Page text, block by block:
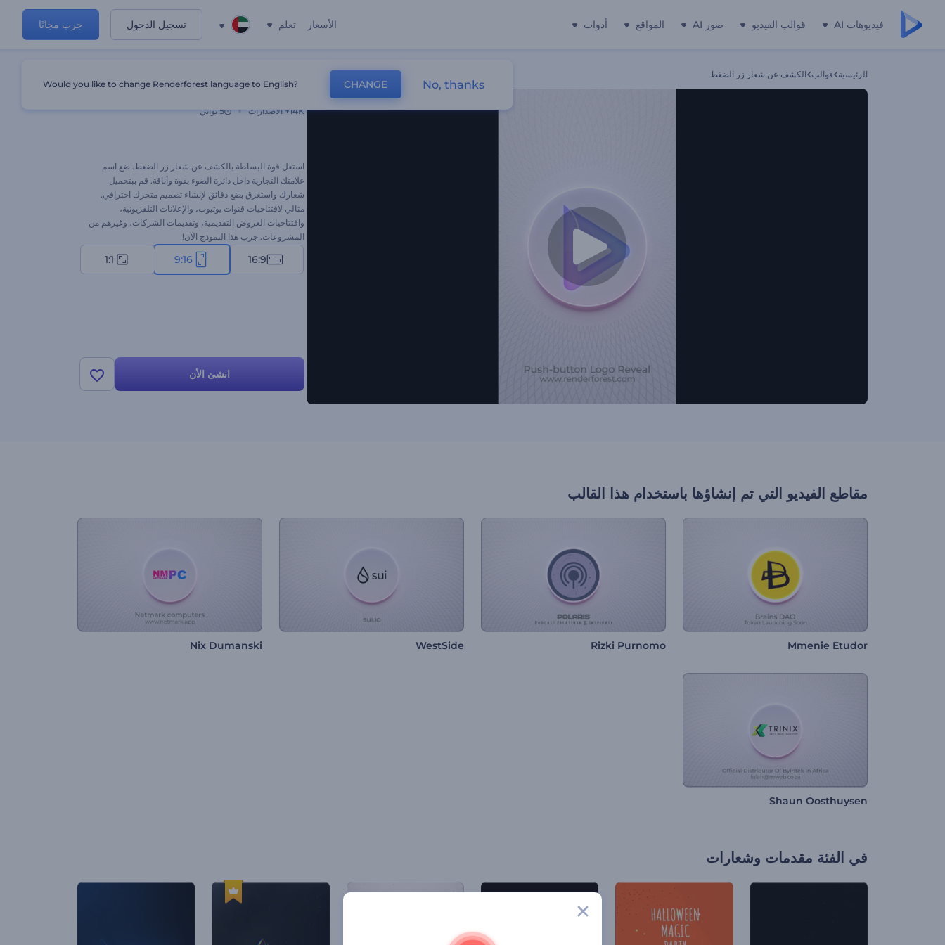
فيديوهات AI قوالب الفيديو صور AI المواقع أدوات الأسعار تعلم تسجيل الدخول جرب مجانًا
الرئيسية قوالب الكشف عن شعار زر الضغط
14K+ الاصدارات 5 ثواني
استغل قوة البساطة بالكشف عن شعار زر الضغط. ضع اسم
علامتك التجارية داخل دائرة الضوء بقوة وأناقة. قم ببتحميل
شعارك واستغرق بضع دقائق لإنشاء تصميم متحرك احترافي.
مثالي لافتتاحيات قنوات يوتيوب، والإعلانات التلفزيونية،
وافتتاحيات العروض التقديمية، وتقديمات الشركات، وغيرهم من
المشروعات. جرب هذا النموذج الآن!
16:9
9:16
1:1
انشئ الأن
مقاطع الفيديو التي تم إنشاؤها باستخدام هذا القالب
Mmenie Etudor
Rizki Purnomo
WestSide
Nix Dumanski
Shaun Oosthuysen
في الفئة مقدمات وشعارات
Would you like to change Renderforest language to English? CHANGE No, thanks